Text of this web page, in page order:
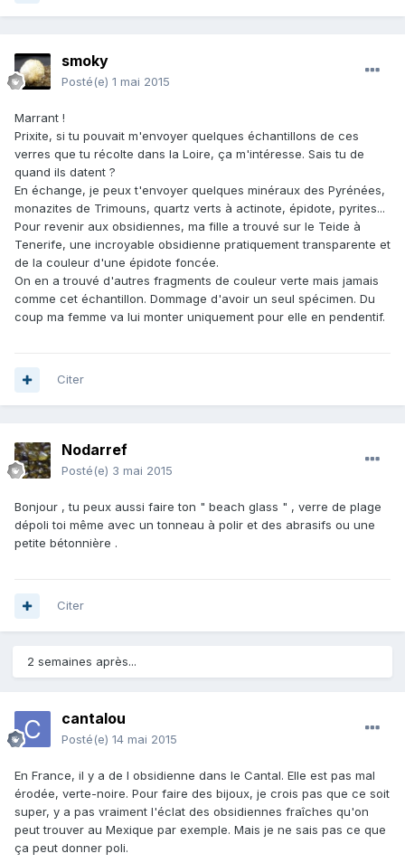
smoky
Posté(e) 1 mai 2015
Marrant !
Prixite, si tu pouvait m'envoyer quelques échantillons de ces
verres que tu récolte dans la Loire, ça m'intéresse. Sais tu de
quand ils datent ?
En échange, je peux t'envoyer quelques minéraux des Pyrénées,
monazites de Trimouns, quartz verts à actinote, épidote, pyrites...
Pour revenir aux obsidiennes, ma fille a trouvé sur le Teide à
Tenerife, une incroyable obsidienne pratiquement transparente et
de la couleur d'une épidote foncée.
On en a trouvé d'autres fragments de couleur verte mais jamais
comme cet échantillon. Dommage d'avoir un seul spécimen. Du
coup ma femme va lui monter uniquement pour elle en pendentif.
Citer
Nodarref
Posté(e) 3 mai 2015
Bonjour , tu peux aussi faire ton " beach glass " , verre de plage
dépoli toi même avec un tonneau à polir et des abrasifs ou une
petite bétonnière .
Citer
2 semaines après...
cantalou
Posté(e) 14 mai 2015
En France, il y a de l obsidienne dans le Cantal. Elle est pas mal
érodée, verte-noire. Pour faire des bijoux, je crois pas que ce soit
super, y a pas vraiment l'éclat des obsidiennes fraîches qu'on
peut trouver au Mexique par exemple. Mais je ne sais pas ce que
ça peut donner poli.